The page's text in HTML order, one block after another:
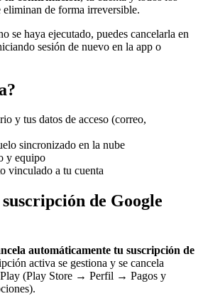
eliminan de forma irreversible.
se haya ejecutado, puedes cancelarla en
sesión de nuevo en la app o
y tus datos de acceso (correo,
sincronizado en la nube
y equipo
vinculado a tu cuenta
de Google
automáticamente tu suscripción de
activa se gestiona y se cancela
Play (Play Store → Perfil → Pagos y